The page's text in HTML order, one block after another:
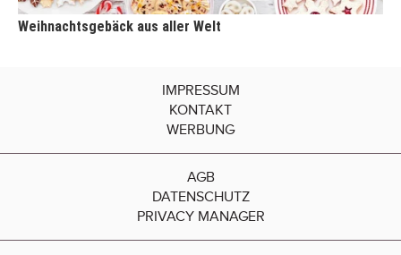
Weihnachtsgebäck aus aller Welt
IMPRESSUM
KONTAKT
WERBUNG
AGB
DATENSCHUTZ
PRIVACY MANAGER